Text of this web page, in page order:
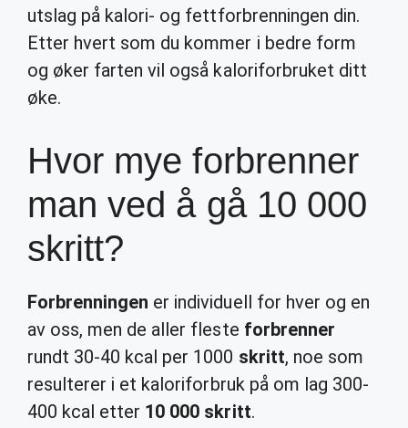
utslag på kalori- og fettforbrenningen din.
Etter hvert som du kommer i bedre form
og øker farten vil også kaloriforbruket ditt
øke.
Hvor mye forbrenner
man ved å gå 10 000
skritt?
Forbrenningen er individuell for hver og en
av oss, men de aller fleste forbrenner
rundt 30-40 kcal per 1000 skritt, noe som
resulterer i et kaloriforbruk på om lag 300-
400 kcal etter 10 000 skritt.